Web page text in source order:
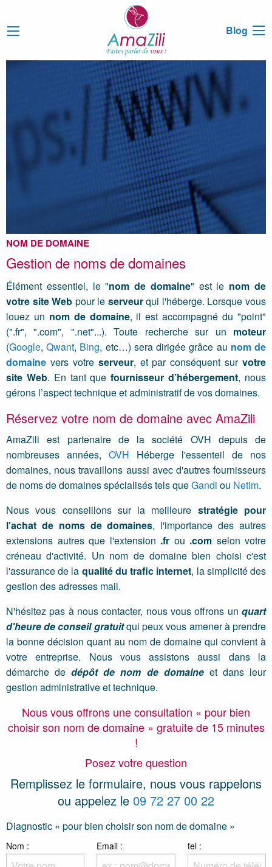
Blog
NOM DE DOMAINE
Gestion de noms de domaines
Élément essentiel, le "nom de domaine" est le nom de
votre site Web pour le serveurqui l'héberge. Lorsque vous
louez un nom de domaine, il est accompagné du "point"
(".fr", ".com", ".net"...). Toute recherche sur un moteur
(Google,Qwant, Bing, etc…) sera dirigée grâce au nom de
domaine vers votre serveur, et par conséquent sur votre
site Web. En tant quefournisseur d’hébergement, nous
gérons l’aspect technique et administratif de vos domaines.
Réservez votre nom de domaine avec AmaZili
AmaZili est partenaire de la société OVH depuis de
nombreuses années, OVH Héberge l'essenteil de nos
domaines, nous travaillons aussi avec d'autres fournisseurs
de noms de domaines spécialisés tels queGandi ou Netim.
Nous vous conseillons sur la meilleure stratégie pour
l'achat de noms de domaines, l'importance des autres
extensions autres que l'extension .fr ou .com selon votre
créneau d'activité. Un nom de domaine bien choisi c'est
l'assurance de la qualité du trafic internet, la simplicité des
gestion des adresses mail.
N'hésitez pas à nous contacter, nous vous offrons un quart
d'heure de conseil gratuitqui peux vous amener à prendre
la bonne décision quant au nom de domaine qui convient à
votre entreprise. Nous vous assistons aussi dans la
démarche dedépôt de nom de domaineet dans leur
gestion administrative et technique.
Nous vous offrons une consultation « pour bien
choisir son nom de domaine » gratuite de 15 minutes
!
Posez votre question
Remplissez le formulaire, nous vous rappelons
ou appelez le 09 72 27 00 22
Diagnostic « pour bien choisir son nom de domaine »
Nom : Email : tel :